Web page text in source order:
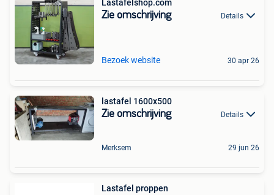
Lastafelshop.com
Zie omschrijving Details
Bezoek website 30 apr 26
lastafel 1600x500
Zie omschrijving Details
Merksem 29 jun 26
Lastafel proppen